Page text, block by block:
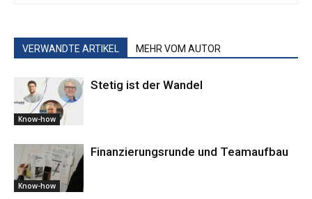
VERWANDTE ARTIKEL MEHR VOM AUTOR
Know-how
Stetig ist der Wandel
Know-how
Finanzierungsrunde und Teamaufbau